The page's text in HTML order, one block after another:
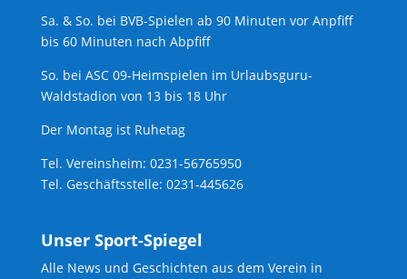
Sa. & So. bei BVB-Spielen ab 90 Minuten vor Anpfiff
bis 60 Minuten nach Abpfiff
So. bei ASC 09-Heimspielen im Urlaubsguru-
Waldstadion von 13 bis 18 Uhr
Der Montag ist Ruhetag
Tel. Vereinsheim: 0231-56765950
Tel. Geschäftsstelle: 0231-445626
Unser Sport-Spiegel
Alle News und Geschichten aus dem Verein in